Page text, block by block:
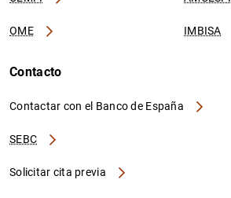
OME IMBISA
Contacto
Contactar con el Banco de España
SEBC
Solicitar cita previa